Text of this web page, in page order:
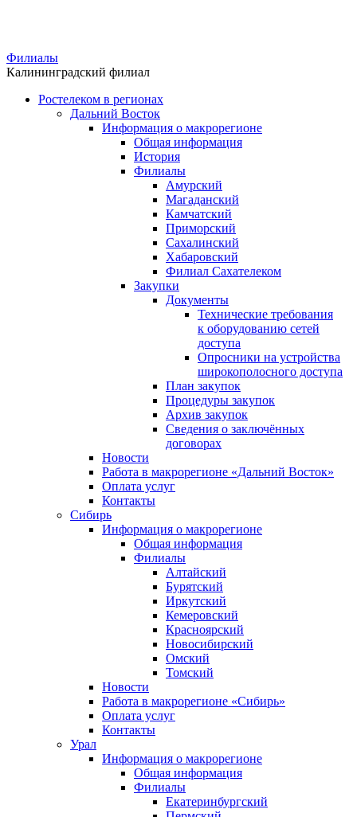
Филиалы
Калининградский филиал
Ростелеком в регионах
Дальний Восток
Информация о макрорегионе
Общая информация
История
Филиалы
Амурский
Магаданский
Камчатский
Приморский
Сахалинский
Хабаровский
Филиал Сахателеком
Закупки
Документы
Технические требования
к оборудованию сетей
доступа
Опросники на устройства
широкополосного доступа
План закупок
Процедуры закупок
Архив закупок
Сведения о заключённых
договорах
Новости
Работа в макрорегионе «Дальний Восток»
Оплата услуг
Контакты
Сибирь
Информация о макрорегионе
Общая информация
Филиалы
Алтайский
Бурятский
Иркутский
Кемеровский
Красноярский
Новосибирский
Омский
Томский
Новости
Работа в макрорегионе «Сибирь»
Оплата услуг
Контакты
Урал
Информация о макрорегионе
Общая информация
Филиалы
Екатеринбургский